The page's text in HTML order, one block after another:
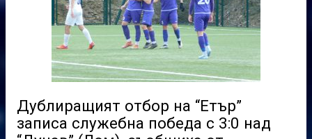
Дублиращият отбор на “Етър”
записа служебна победа с 3:0 над